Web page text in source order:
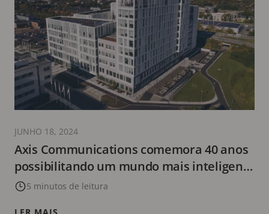
Axis Communications comemora 40 anos
possibilitando um mundo mais inteligente
e seguro
5 minutos de leitura
JUNHO 18, 2024